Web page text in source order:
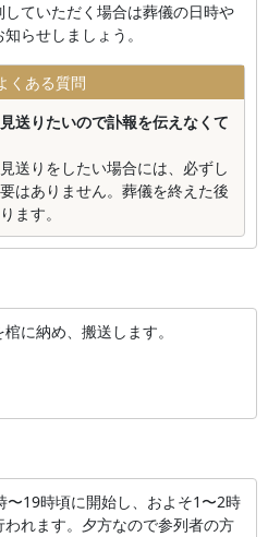
していただく場合は葬儀の日時や
らせしましょう。
くある質問
送りたいので訃報を伝えなくて
送りをしたい場合には、必ずし
はありません。葬儀を終えた後
ます。
に納め、搬送します。
〜19時頃に開始し、およそ1〜2時
われます。夕方なので参列者の方